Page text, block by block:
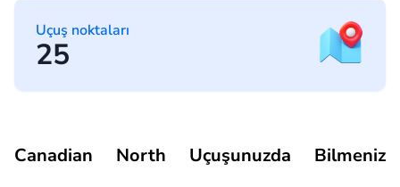
Uçuş noktaları
25
Canadian North Uçuşunuzda Bilmeniz